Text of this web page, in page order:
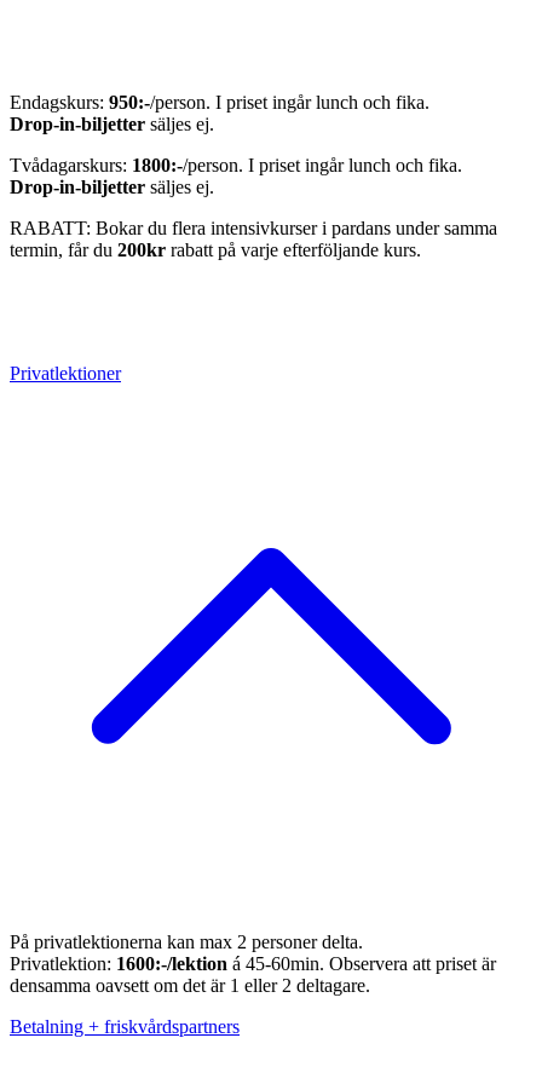
Endagskurs: 950:-/person. I priset ingår lunch och fika.
Drop-in-biljetter säljes ej.
Tvådagarskurs: 1800:-/person. I priset ingår lunch och fika.
Drop-in-biljetter säljes ej.
RABATT: Bokar du flera intensivkurser i pardans under samma
termin, får du 200kr rabatt på varje efterföljande kurs.
Privatlektioner
På privatlektionerna kan max 2 personer delta.
Privatlektion: 1600:-/lektion á 45-60min. Observera att priset är
densamma oavsett om det är 1 eller 2 deltagare.
Betalning + friskvårdspartners